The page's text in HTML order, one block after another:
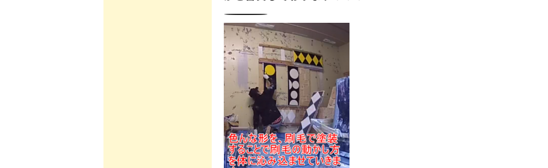
――――――――――――――――――――――――――――――――――――――――